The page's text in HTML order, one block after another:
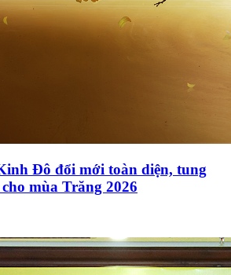
Đô đổi mới toàn diện, tung
mùa Trăng 2026